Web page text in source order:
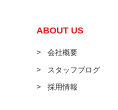
ABOUT US
会社概要
スタッフブログ
採用情報